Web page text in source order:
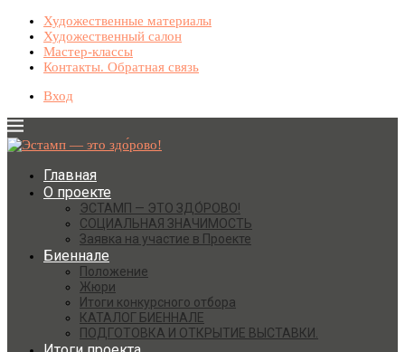
Художественные материалы
Художественный салон
Мастер-классы
Контакты. Обратная связь
Вход
Главная
О проекте
ЭСТАМП — ЭТО ЗДО́РОВО!
СОЦИАЛЬНАЯ ЗНАЧИМОСТЬ
Заявка на участие в Проекте
Биеннале
Положение
Жюри
Итоги конкурсного отбора
КАТАЛОГ БИЕННАЛЕ
ПОДГОТОВКА И ОТКРЫТИЕ ВЫСТАВКИ.